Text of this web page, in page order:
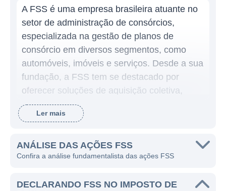
A FSS é uma empresa brasileira atuante no
setor de administração de consórcios,
especializada na gestão de planos de
consórcio em diversos segmentos, como
automóveis, imóveis e serviços. Desde a sua
fundação, a FSS tem se destacado por
oferecer soluções de aquisição coletiva,
possibilitando que seus clientes realizem a
compra de bens em um sistema sem juros,
entre participantes. A missão da empresa é
facilitar o acesso a bens e serviços,
financeira de seus consorciados.
Ler mais
ANÁLISE DAS AÇÕES FSS
Confira a análise fundamentalista das ações FSS
DECLARANDO FSS NO IMPOSTO DE